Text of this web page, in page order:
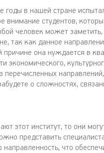
годы в нашей стране
внимание студентов,
человек может
так как данное
причине она нуждается в
экономического,
о сложностях,
этот институт, то они
представить
что